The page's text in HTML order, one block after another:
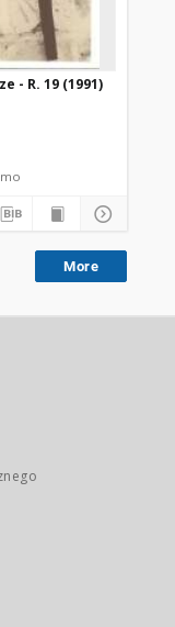
- R. 19 (1991)
More